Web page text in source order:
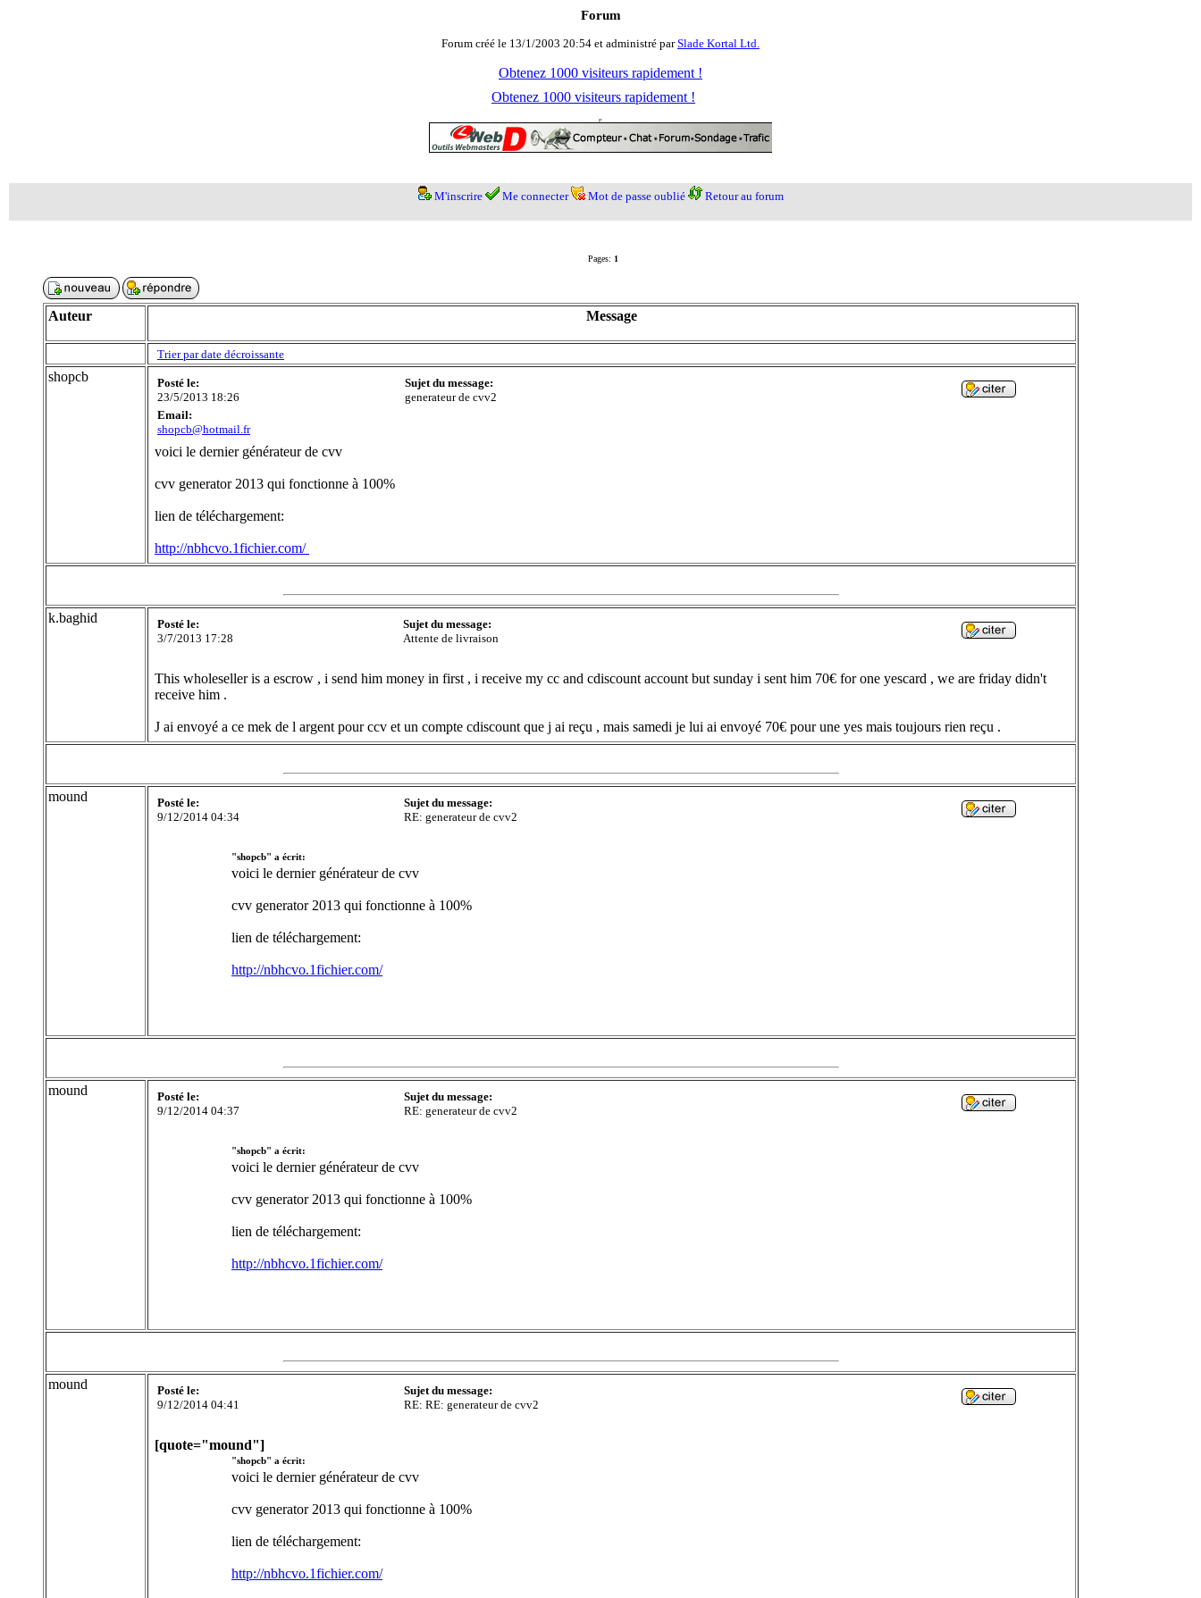
Forum
Forum créé le 13/1/2003 20:54 et administré parSlade Kortal Ltd.
Obtenez 1000 visiteurs rapidement !
Obtenez 1000 visiteurs rapidement !
M'inscrire Me connecter Mot de passe oublié Retour au forum
Pages: 1
Auteur Message
Trier par date décroissante
shopcb
Posté le:
23/5/2013 18:26
Sujet du message:
generateur de cvv2
Email:
shopcb@hotmail.fr
voici le dernier générateur de cvv
cvv generator 2013 qui fonctionne à 100%
lien de téléchargement:
http://nbhcvo.1fichier.com/
k.baghid
Posté le:
3/7/2013 17:28
Sujet du message:
Attente de livraison
This wholeseller is a escrow , i send him money in first , i receive my cc and cdiscount account but sunday i sent him 70€ for one yescard , we are friday didn't
receive him .
J ai envoyé a ce mek de l argent pour ccv et un compte cdiscount que j ai reçu , mais samedi je lui ai envoyé 70€ pour une yes mais toujours rien reçu .
mound
Posté le:
9/12/2014 04:34
Sujet du message:
RE: generateur de cvv2
"shopcb" a écrit:
voici le dernier générateur de cvv
cvv generator 2013 qui fonctionne à 100%
lien de téléchargement:
http://nbhcvo.1fichier.com/
mound
Posté le:
9/12/2014 04:37
Sujet du message:
RE: generateur de cvv2
"shopcb" a écrit:
voici le dernier générateur de cvv
cvv generator 2013 qui fonctionne à 100%
lien de téléchargement:
http://nbhcvo.1fichier.com/
mound
Posté le:
9/12/2014 04:41
Sujet du message:
RE: RE: generateur de cvv2
[quote="mound"]
"shopcb" a écrit:
voici le dernier générateur de cvv
cvv generator 2013 qui fonctionne à 100%
lien de téléchargement:
http://nbhcvo.1fichier.com/